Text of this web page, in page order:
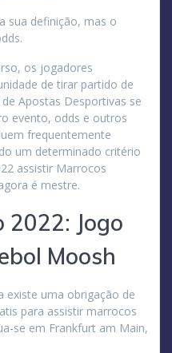
sua definição, mas o
os jogadores
de tirar partido de
Apostas Desportivas se
evento, odds e outros
frequentemente
um determinado critério
assistir Marrocos
é mestre.
2022: Jogo
Moosh
existe uma obrigação de
para assistir marrocos
se em Frankfurt am Main,